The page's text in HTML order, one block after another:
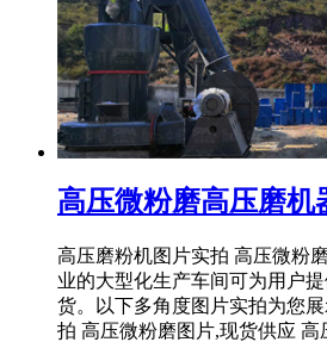
高压微粉磨高压磨机
高压磨粉机图片实拍 高压微粉
业的大型化生产车间可为用户
货。以下多角度图片实拍为您
拍 高压微粉磨图片,现货供应